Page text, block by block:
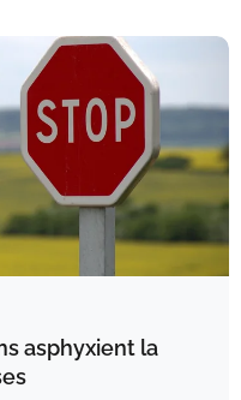
asphyxient la